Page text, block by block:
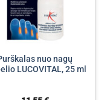
nuo nagų
LUCOVITAL, 25 ml